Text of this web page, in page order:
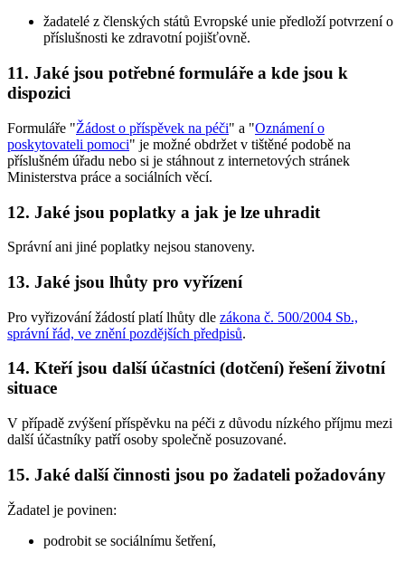
žadatelé z členských států Evropské unie předloží potvrzení o
příslušnosti ke zdravotní pojišťovně.
11. Jaké jsou potřebné formuláře a kde jsou k
dispozici
Formuláře "Žádost o příspěvek na péči" a "Oznámení o
poskytovateli pomoci" je možné obdržet v tištěné podobě na
příslušném úřadu nebo si je stáhnout z internetových stránek
Ministerstva práce a sociálních věcí.
12. Jaké jsou poplatky a jak je lze uhradit
Správní ani jiné poplatky nejsou stanoveny.
13. Jaké jsou lhůty pro vyřízení
Pro vyřizování žádostí platí lhůty dle zákona č. 500/2004 Sb.,
správní řád, ve znění pozdějších předpisů.
14. Kteří jsou další účastníci (dotčení) řešení životní
situace
V případě zvýšení příspěvku na péči z důvodu nízkého příjmu mezi
další účastníky patří osoby společně posuzované.
15. Jaké další činnosti jsou po žadateli požadovány
Žadatel je povinen:
podrobit se sociálnímu šetření,